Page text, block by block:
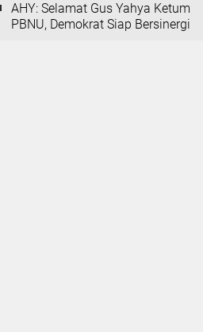
AHY: Selamat Gus Yahya Ketum
PBNU, Demokrat Siap Bersinergi